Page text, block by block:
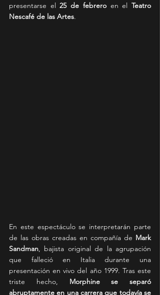
presentarse el 25 de febrero en el Teatro
Nescafé de las Artes.
En este espectáculo se interpretarán parte
de las obras creadas en compañía de Mark
Sandman, bajista original de la agrupación
que falleció en Italia durante una
presentación en vivo del año 1999. Tras este
triste hecho, Morphine se separó
abruptamente en una carrera que todavía se